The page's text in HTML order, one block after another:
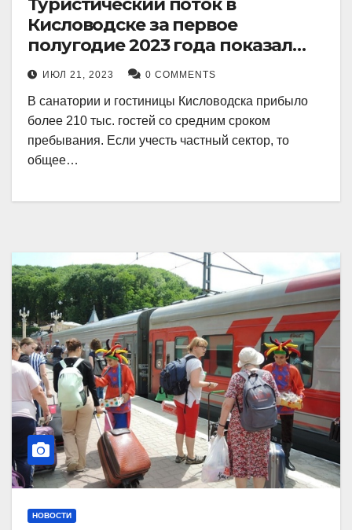
Туристический поток в
Кисловодске за первое
полугодие 2023 года показал
рекордный рост в 21 процент.
ИЮЛ 21, 2023 0 COMMENTS
В санатории и гостиницы Кисловодска прибыло
более 210 тыс. гостей со средним сроком
пребывания. Если учесть частный сектор, то
общее…
НОВОСТИ